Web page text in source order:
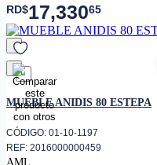
RD$17,33065
favorito
MUEBLE ANIDIS 80 ESTEPA
CÓDIGO: 01-10-1197
REF: 2016000000459
AML